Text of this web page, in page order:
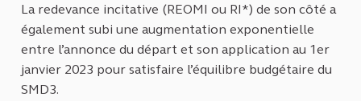
La redevance incitative (REOMI ou RI*) de son côté a
également subi une augmentation exponentielle
entre l’annonce du départ et son application au 1er
janvier 2023 pour satisfaire l’équilibre budgétaire du
SMD3.